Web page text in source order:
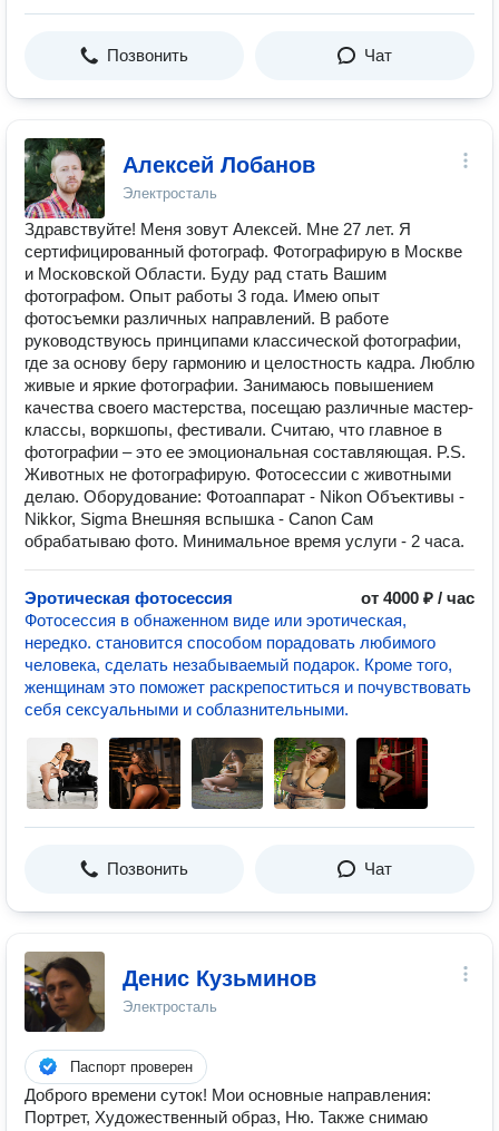
Позвонить Чат
Алексей Лобанов
Электросталь
Здравствуйте! Меня зовут Алексей. Мне 27 лет. Я
сертифицированный фотограф. Фотографирую в Москве
и Московской Области. Буду рад стать Вашим
фотографом. Опыт работы 3 года. Имею опыт
фотосъемки различных направлений. В работе
руководствуюсь принципами классической фотографии,
где за основу беру гармонию и целостность кадра. Люблю
живые и яркие фотографии. Занимаюсь повышением
качества своего мастерства, посещаю различные мастер-
классы, воркшопы, фестивали. Считаю, что главное в
фотографии – это ее эмоциональная составляющая. P.S.
Животных не фотографирую. Фотосессии с животными
делаю. Оборудование: Фотоаппарат - Nikon Объективы -
Nikkor, Sigma Внешняя вспышка - Canon Сам
обрабатываю фото. Минимальное время услуги - 2 часа.
Эротическая фотосессия
от 4000 ₽ / час
Фотосессия в обнаженном виде или эротическая,
нередко. становится способом порадовать любимого
человека, сделать незабываемый подарок. Кроме того,
женщинам это поможет раскрепоститься и почувствовать
себя сексуальными и соблазнительными.
Позвонить Чат
Денис Кузьминов
Электросталь
Паспорт проверен
Доброго времени суток! Мои основные направления:
Портрет, Художественный образ, Ню. Также снимаю